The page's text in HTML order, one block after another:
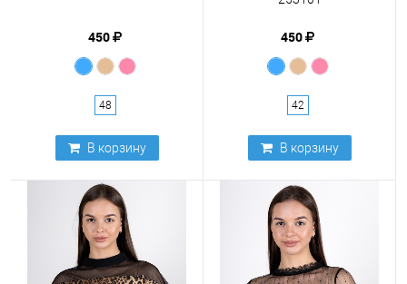
450
48
В корзину
450
42
В корзину